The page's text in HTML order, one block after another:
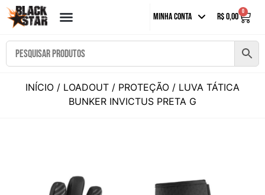
Minha Conta R$0,00
0
INÍCIO / LOADOUT / PROTEÇÃO / LUVA TÁTICA
BUNKER INVICTUS PRETA G